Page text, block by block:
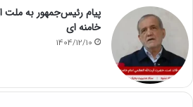
پیام رئیس‌جمهور به ملت
خامنه ای
1404/12/10